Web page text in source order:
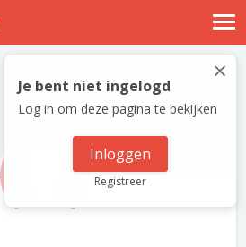
verhalen
Log in
je gratis aan
×
Je bent niet ingelogd
Log in om deze pagina te bekijken
Inloggen
Registreer